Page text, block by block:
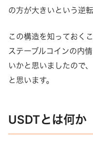
の方が大きいという逆
この構造を知っておく
ステーブルコインの内
いかと思いましたので
と思います。
USDTとは何か